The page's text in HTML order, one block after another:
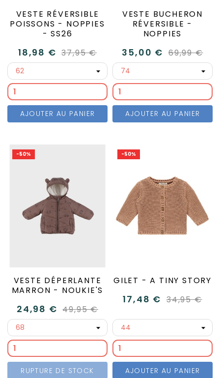
VESTE RÉVERSIBLE
POISSONS - NOPPIES
- SS26
18,98 € 37,95 €
AJOUTER AU PANIER
VESTE BUCHERON
RÉVERSIBLE -
NOPPIES
35,00 € 69,99 €
AJOUTER AU PANIER
-50%
VESTE DÉPERLANTE
MARRON - NOUKIE'S
24,98 € 49,95 €
RUPTURE DE STOCK
-50%
GILET - A TINY STORY
17,48 € 34,95 €
AJOUTER AU PANIER